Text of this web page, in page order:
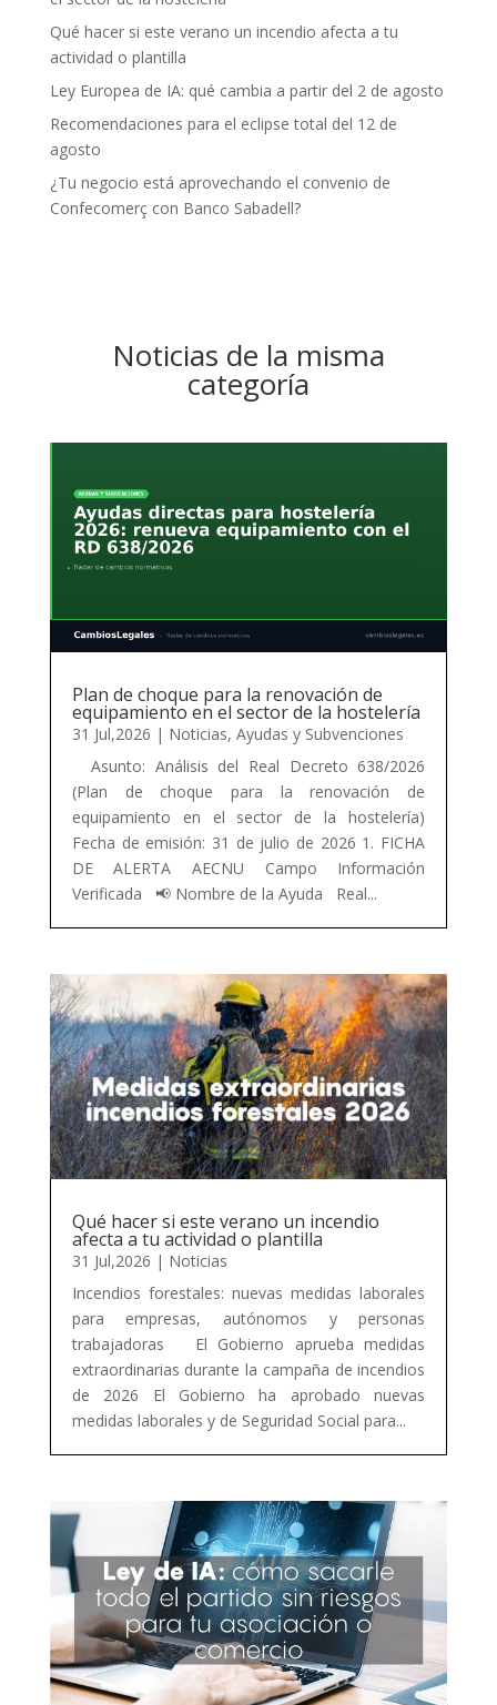
Qué hacer si este verano un incendio afecta a tu
actividad o plantilla
Ley Europea de IA: qué cambia a partir del 2 de agosto
Recomendaciones para el eclipse total del 12 de
agosto
¿Tu negocio está aprovechando el convenio de
Confecomerç con Banco Sabadell?
Noticias de la misma
categoría
Plan de choque para la renovación de
equipamiento en el sector de la hostelería
31 Jul,2026 | Noticias, Ayudas y Subvenciones
Asunto: Análisis del Real Decreto 638/2026
(Plan de choque para la renovación de
equipamiento en el sector de la hostelería)
Fecha de emisión: 31 de julio de 2026 1. FICHA
DE ALERTA AECNU Campo Información
Verificada 📢 Nombre de la Ayuda Real...
Qué hacer si este verano un incendio
afecta a tu actividad o plantilla
31 Jul,2026 | Noticias
Incendios forestales: nuevas medidas laborales
para empresas, autónomos y personas
trabajadoras El Gobierno aprueba medidas
extraordinarias durante la campaña de incendios
de 2026 El Gobierno ha aprobado nuevas
medidas laborales y de Seguridad Social para...